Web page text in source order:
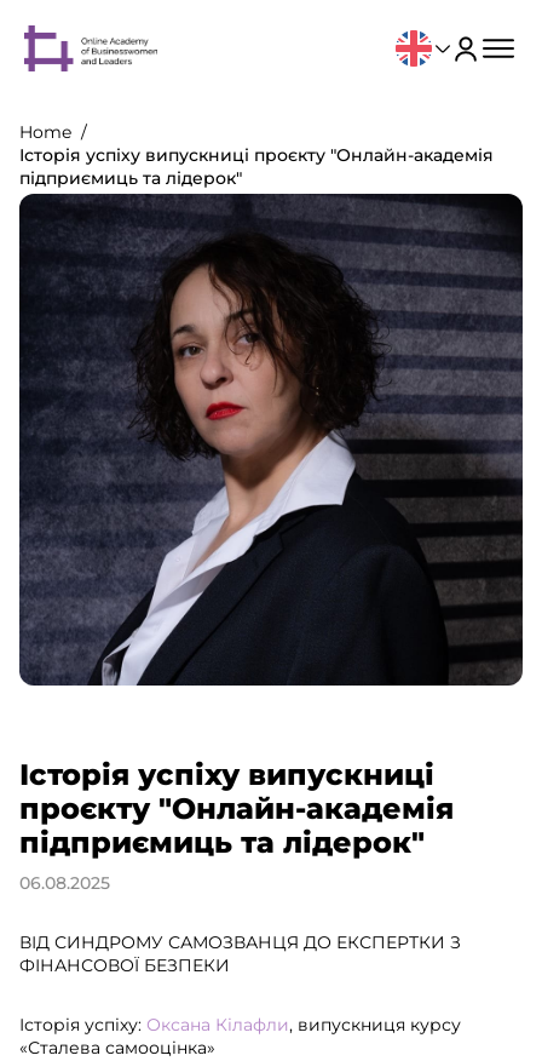
Home
Історія успіху випускниці проєкту "Онлайн-академія
підприємиць та лідерок"
Історія успіху випускниці
проєкту "Онлайн-академія
підприємиць та лідерок"
06.08.2025
ВІД СИНДРОМУ САМОЗВАНЦЯ ДО ЕКСПЕРТКИ З
ФІНАНСОВОЇ БЕЗПЕКИ
Історія успіху: Оксана Кілафли, випускниця курсу
«Сталева самооцінка»